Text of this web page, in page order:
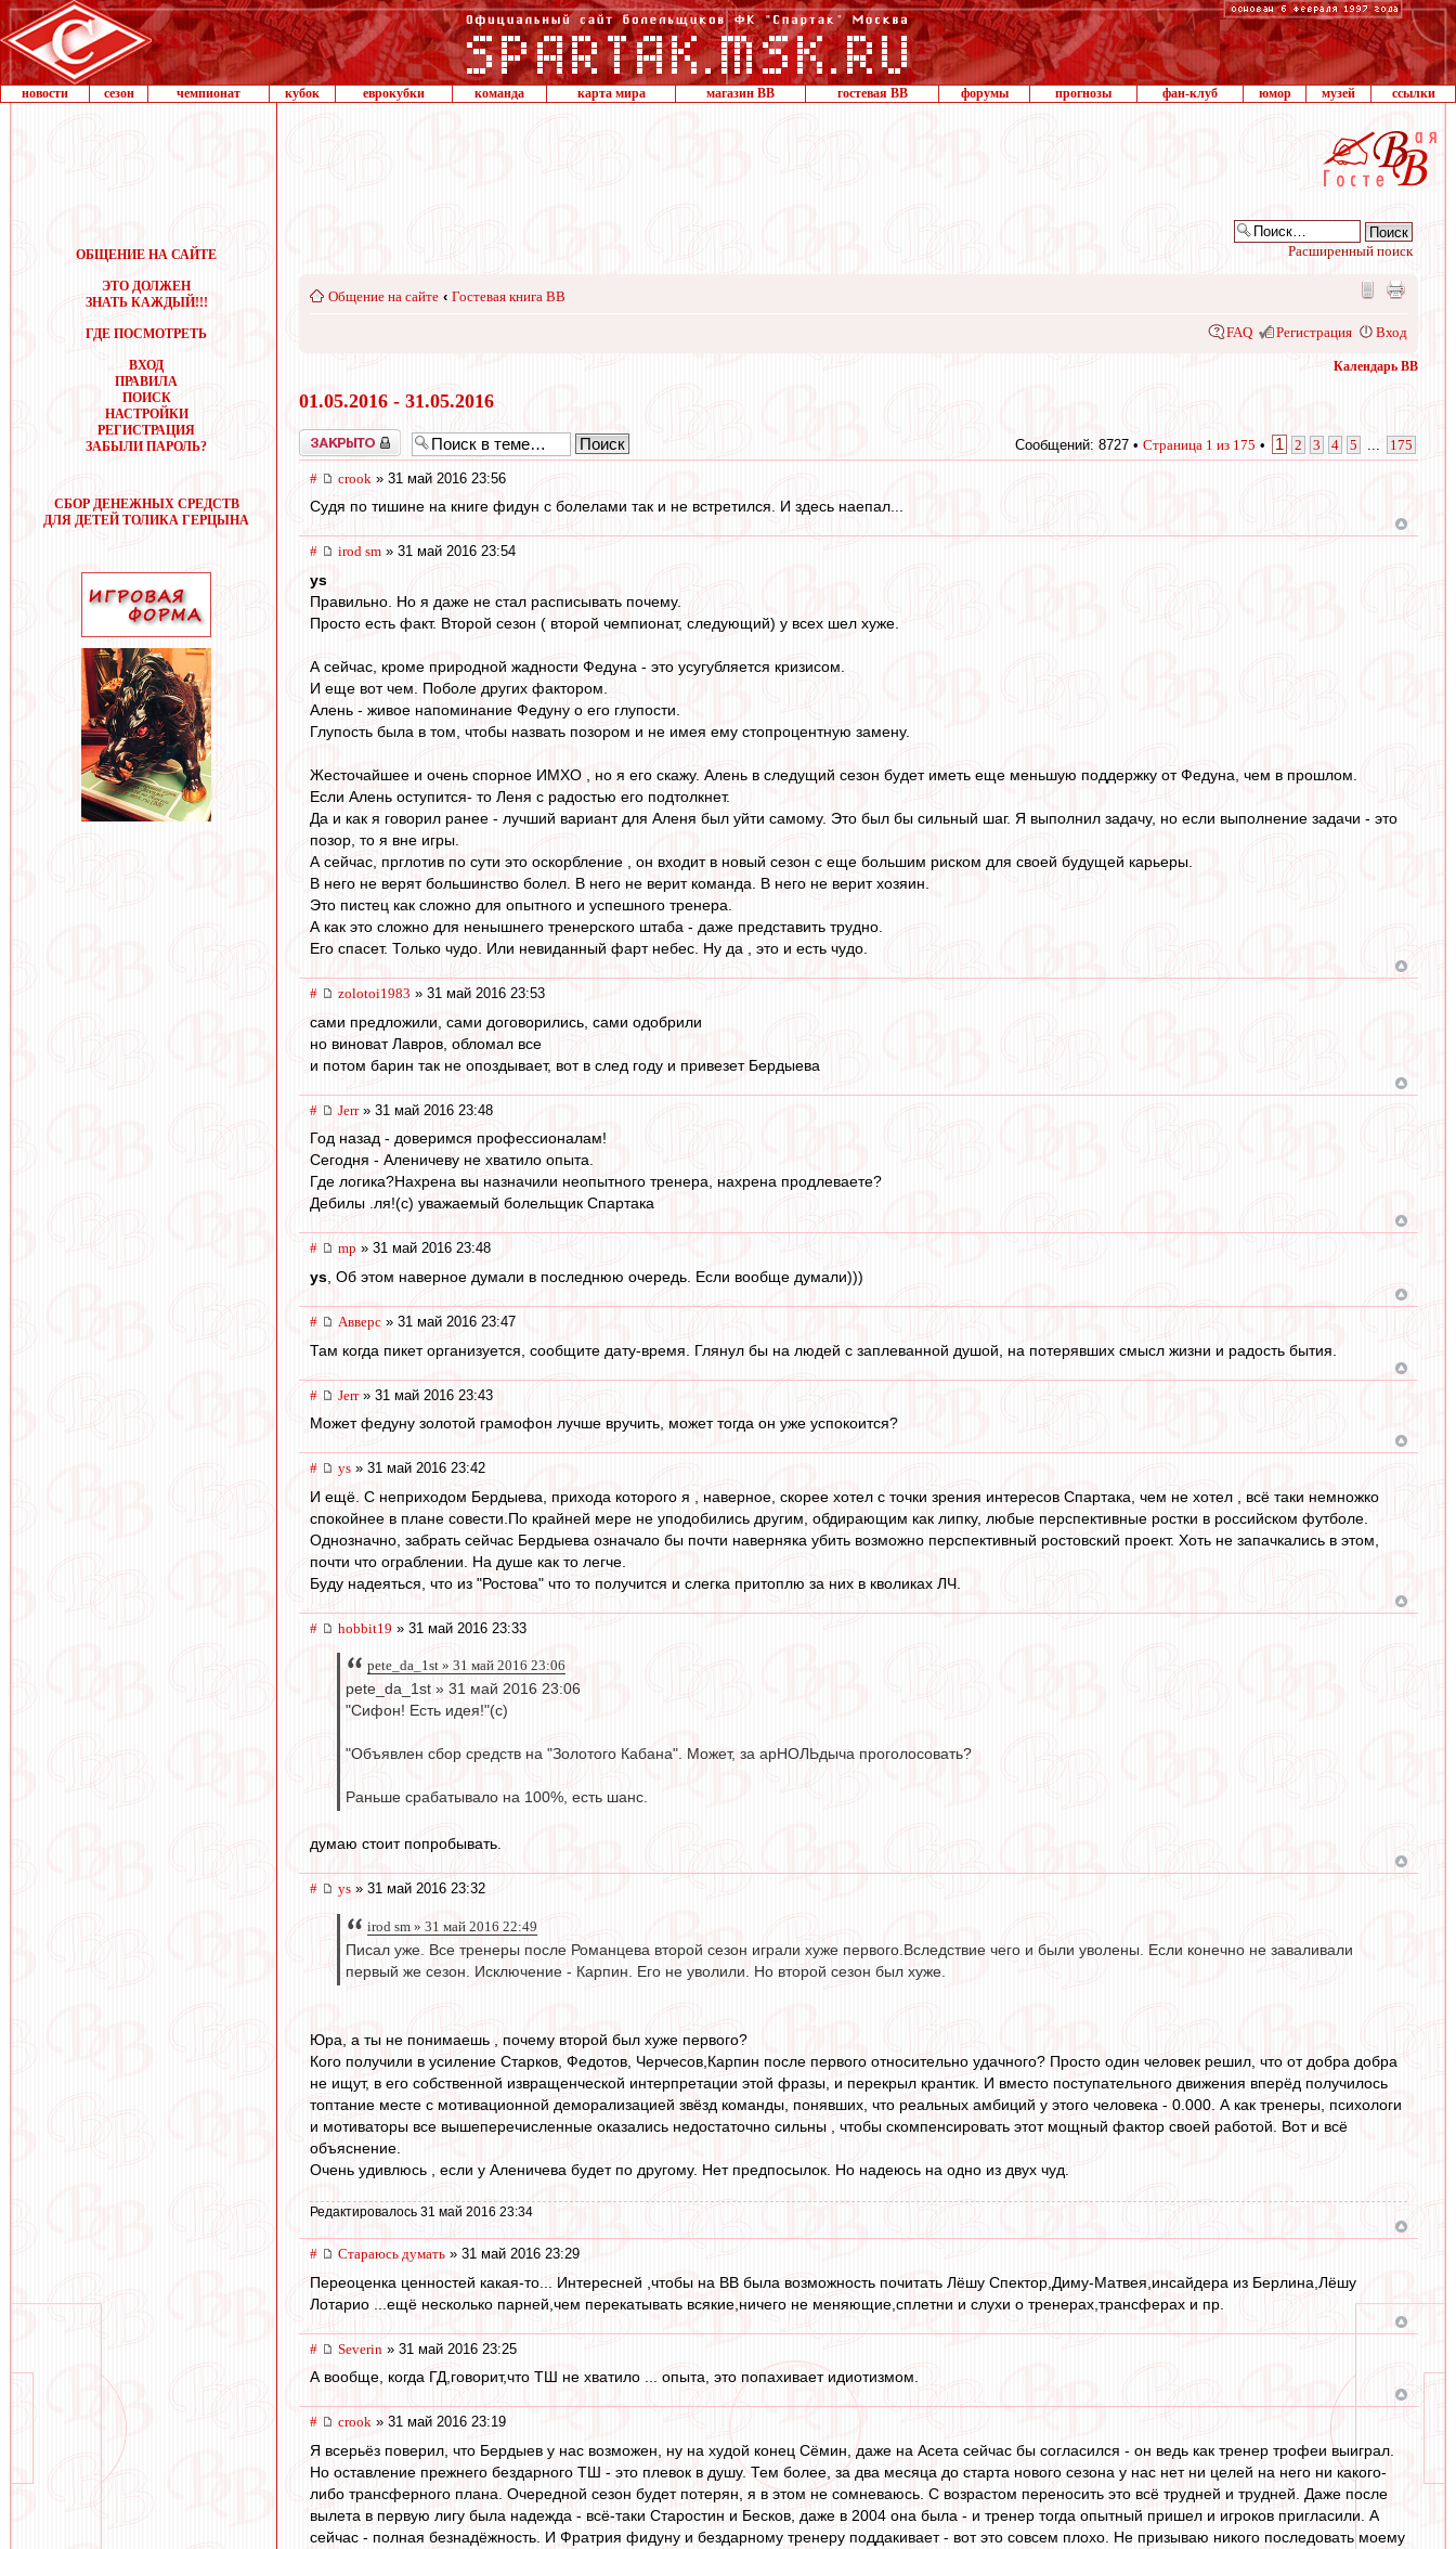
новости сезон чемпионат кубок еврокубки команда карта мира магазин ВВ гостевая ВВ форумы прогнозы фан-клуб юмор музей ссылки
ОБЩЕНИЕ НА САЙТЕ
ЭТО ДОЛЖЕН
ЗНАТЬ КАЖДЫЙ!!!
ГДЕ ПОСМОТРЕТЬ
ВХОД
ПРАВИЛА
ПОИСК
НАСТРОЙКИ
РЕГИСТРАЦИЯ
ЗАБЫЛИ ПАРОЛЬ?
СБОР ДЕНЕЖНЫХ СРЕДСТВ
ДЛЯ ДЕТЕЙ ТОЛИКА ГЕРЦЫНА
Расширенный поиск
Общение на сайте ‹ Гостевая книга ВВ
FAQ Регистрация Вход
Календарь ВВ
01.05.2016 - 31.05.2016
Закрыто Сообщений: 8727 • Страница 1 из 175 • 1 2 3 4 5 175
# crook » 31 май 2016 23:56
Судя по тишине на книге фидун с болелами так и не встретился. И здесь наепал...
# irod sm » 31 май 2016 23:54
ys
Правильно. Но я даже не стал расписывать почему.
Просто есть факт. Второй сезон ( второй чемпионат, следующий) у всех шел хуже.
А сейчас, кроме природной жадности Федуна - это усугубляется кризисом.
И еще вот чем. Поболе других фактором.
Алень - живое напоминание Федуну о его глупости.
Глупость была в том, чтобы назвать позором и не имея ему стопроцентную замену.
Жесточайшее и очень спорное ИМХО , но я его скажу. Алень в следущий сезон будет иметь еще меньшую поддержку от Федуна, чем в прошлом.
Если Алень оступится- то Леня с радостью его подтолкнет.
Да и как я говорил ранее - лучший вариант для Аленя был уйти самому. Это был бы сильный шаг. Я выполнил задачу, но если выполнение задачи - это
позор, то я вне игры.
А сейчас, прглотив по сути это оскорбление , он входит в новый сезон с еще большим риском для своей будущей карьеры.
В него не верят большинство болел. В него не верит команда. В него не верит хозяин.
Это пистец как сложно для опытного и успешного тренера.
А как это сложно для ненышнего тренерского штаба - даже представить трудно.
Его спасет. Только чудо. Или невиданный фарт небес. Ну да , это и есть чудо.
# zolotoi1983 » 31 май 2016 23:53
сами предложили, сами договорились, сами одобрили
но виноват Лавров, обломал все
и потом барин так не опоздывает, вот в след году и привезет Бердыева
# Jerr» 31 май 2016 23:48
Год назад - доверимся профессионалам!
Сегодня - Аленичеву не хватило опыта.
Где логика?Нахрена вы назначили неопытного тренера, нахрена продлеваете?
Дебилы .ля!(с) уважаемый болельщик Спартака
# mp » 31 май 2016 23:48
ys , Об этом наверное думали в последнюю очередь. Если вообще думали)))
# Авверс » 31 май 2016 23:47
Там когда пикет организуется, сообщите дату-время. Глянул бы на людей с заплеванной душой, на потерявших смысл жизни и радость бытия.
# Jerr» 31 май 2016 23:43
Может федуну золотой грамофон лучше вручить, может тогда он уже успокоится?
# ys » 31 май 2016 23:42
И ещё. С неприходом Бердыева, прихода которого я , наверное, скорее хотел с точки зрения интересов Спартака, чем не хотел , всё таки немножко
спокойнее в плане совести.По крайней мере не уподобились другим, обдирающим как липку, любые перспективные ростки в российском футболе.
Однозначно, забрать сейчас Бердыева означало бы почти наверняка убить возможно перспективный ростовский проект. Хоть не запачкались в этом,
почти что ограблении. На душе как то легче.
Буду надеяться, что из "Ростова" что то получится и слегка притоплю за них в кволиках ЛЧ.
# hobbit19 » 31 май 2016 23:33
pete_da_1st » 31 май 2016 23:06
pete_da_1st » 31 май 2016 23:06
"Сифон! Есть идея!"(с)
"Объявлен сбор средств на "Золотого Кабана". Может, за арНОЛЬдыча проголосовать?
Раньше срабатывало на 100%, есть шанс.
думаю стоит попробывать.
# ys » 31 май 2016 23:32
irod sm » 31 май 2016 22:49
Писал уже. Все тренеры после Романцева второй сезон играли хуже первого.Вследствие чего и были уволены. Если конечно не заваливали
первый же сезон. Исключение - Карпин. Его не уволили. Но второй сезон был хуже.
Юра, а ты не понимаешь , почему второй был хуже первого?
Кого получили в усиление Старков, Федотов, Черчесов,Карпин после первого относительно удачного? Просто один человек решил, что от добра добра
не ищут, в его собственной извращенческой интерпретации этой фразы, и перекрыл крантик. И вместо поступательного движения вперёд получилось
топтание месте с мотивационной деморализацией звёзд команды, понявших, что реальных амбиций у этого человека - 0.000. А как тренеры, психологи
и мотиваторы все вышеперечисленные оказались недостаточно сильны , чтобы скомпенсировать этот мощный фактор своей работой. Вот и всё
объяснение.
Очень удивлюсь , если у Аленичевa будет по другому. Нет предпосылок. Но надеюсь на одно из двух чуд.
Редактировалось 31 май 2016 23:34
# Стараюсь думать » 31 май 2016 23:29
Переоценка ценностей какая-то... Интересней ,чтобы на ВВ была возможность почитать Лёшу Спектор,Диму-Матвея,инсайдера из Берлина,Лёшу
Лотарио ...ещё несколько парней,чем перекатывать всякие,ничего не меняющие,сплетни и слухи о тренерах,трансферах и пр.
# Severin » 31 май 2016 23:25
А вообще, когда ГД,говорит,что ТШ не хватило ... опыта, это попахивает идиотизмом.
# crook » 31 май 2016 23:19
Я всерьёз поверил, что Бердыев у нас возможен, ну на худой конец Сёмин, даже на Асета сейчас бы согласился - он ведь как тренер трофеи выиграл.
Но оставление прежнего бездарного ТШ - это плевок в душу. Тем более, за два месяца до старта нового сезона у нас нет ни целей на него ни какого-
либо трансферного плана. Очередной сезон будет потерян, я в этом не сомневаюсь. С возрастом переносить это всё трудней и трудней. Даже после
вылета в первую лигу была надежда - всё-таки Старостин и Бесков, даже в 2004 она была - и тренер тогда опытный пришел и игроков пригласили. А
сейчас - полная безнадёжность. И Фратрия фидуну и бездарному тренеру поддакивает - вот это совсем плохо. Не призываю никого последовать моему